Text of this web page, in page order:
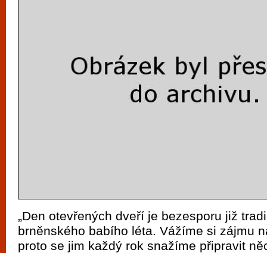
„Den otevřených dveří je bezesporu již
brněnského babího léta. Vážíme si zájmu
proto se jim každý rok snažíme připravit